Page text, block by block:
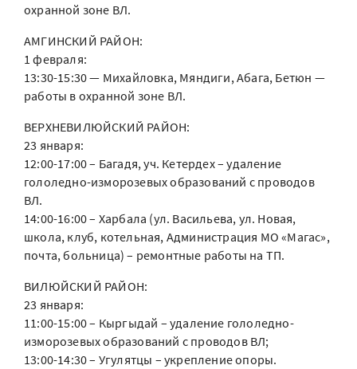
охранной зоне ВЛ.
АМГИНСКИЙ РАЙОН:
1 февраля:
13:30-15:30 — Михайловка, Мяндиги, Абага, Бетюн —
работы в охранной зоне ВЛ.
ВЕРХНЕВИЛЮЙСКИЙ РАЙОН:
23 января:
12:00-17:00 – Багадя, уч. Кетердех – удаление
гололедно-изморозевых образований с проводов
ВЛ.
14:00-16:00 – Харбала (ул. Васильева, ул. Новая,
школа, клуб, котельная, Администрация МО «Магас»,
почта, больница) – ремонтные работы на ТП.
ВИЛЮЙСКИЙ РАЙОН:
23 января:
11:00-15:00 – Кыргыдай – удаление гололедно-
изморозевых образований с проводов ВЛ;
13:00-14:30 – Угулятцы – укрепление опоры.